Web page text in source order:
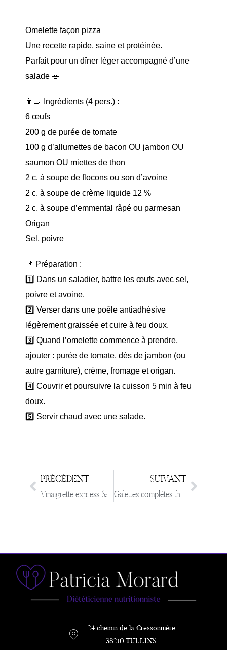
Omelette façon pizza
Une recette rapide, saine et protéinée.
Parfait pour un dîner léger accompagné d’une
salade 🥗
👩‍🍳 Ingrédients (4 pers.) :
6 œufs
200 g de purée de tomate
100 g d’allumettes de bacon OU jambon OU
saumon OU miettes de thon
2 c. à soupe de flocons ou son d’avoine
2 c. à soupe de crème liquide 12 %
2 c. à soupe d’emmental râpé ou parmesan
Origan
Sel, poivre
📌 Préparation :
1️⃣ Dans un saladier, battre les œufs avec sel,
poivre et avoine.
2️⃣ Verser dans une poêle antiadhésive
légèrement graissée et cuire à feu doux.
3️⃣ Quand l’omelette commence à prendre,
ajouter : purée de tomate, dés de jambon (ou
autre garniture), crème, fromage et origan.
4️⃣ Couvrir et poursuivre la cuisson 5 min à feu
doux.
5️⃣ Servir chaud avec une salade.
PRÉCÉDENT
Vinaigrette express & light
SUIVANT
Galettes complètes thon oeufs
24 chemin de la Cressonnière
38210 TULLINS